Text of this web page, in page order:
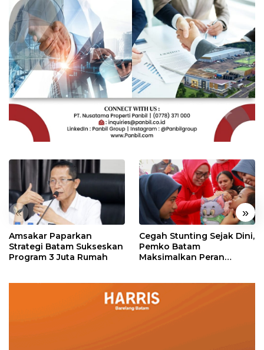
« »
Amsakar Paparkan
Strategi Batam Sukseskan
Program 3 Juta Rumah
Cegah Stunting Sejak Dini,
Pemko Batam
Maksimalkan Peran